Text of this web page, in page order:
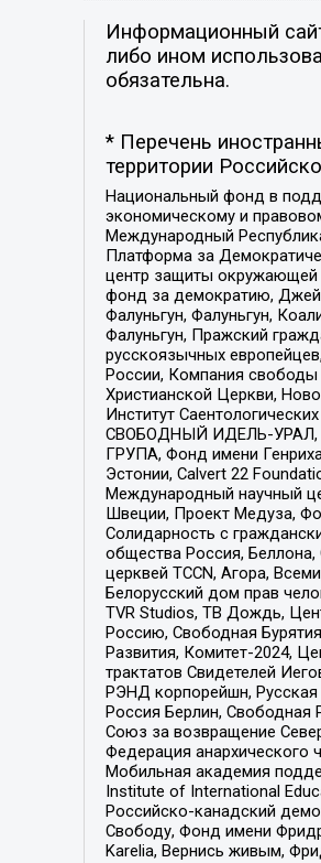
Информационный
либо ином
обязательна.
* Перечень
территории
Национальный фонд в
экономическому и
Международный
Платформа за
центр защиты окружающей
фонд за демократию,
Фалуньгун, Фалуньгун,
Фалуньгун, Пражский
русскоязычных
России, Компания свободы
Христианской Церкви,
Институт
СВОБОДНЫЙ ИДЕЛЬ-УРАЛ,
ГРУПА, Фонд имени
Эстонии, Calvert 22
Международный научный
Швеции, Проект Медуза,
Солидарность с
общества Россия,
церквей TCCN, Агора,
Белорусский дом прав
TVR Studios, ТВ Дождь,
Россию, Свободная
Развития, Комитет-2024,
трактатов Свидетелей
РЭНД корпорейшн, Русская
Россия Берлин, Свободная
Союз за возвращение
Федерация анархического
Мобильная академия
Institute of International
Российско-канадский
Свободу, Фонд имени
Karelia, Вернись живым,